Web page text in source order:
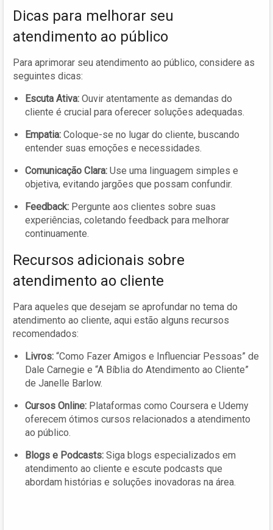
Dicas para melhorar seu
atendimento ao público
Para aprimorar seu atendimento ao público, considere as
seguintes dicas:
Escuta Ativa: Ouvir atentamente as demandas do
cliente é crucial para oferecer soluções adequadas.
Empatia: Coloque-se no lugar do cliente, buscando
entender suas emoções e necessidades.
Comunicação Clara: Use uma linguagem simples e
objetiva, evitando jargões que possam confundir.
Feedback: Pergunte aos clientes sobre suas
experiências, coletando feedback para melhorar
continuamente.
Recursos adicionais sobre
atendimento ao cliente
Para aqueles que desejam se aprofundar no tema do
atendimento ao cliente, aqui estão alguns recursos
recomendados:
Livros: “Como Fazer Amigos e Influenciar Pessoas” de
Dale Carnegie e “A Bíblia do Atendimento ao Cliente”
de Janelle Barlow.
Cursos Online: Plataformas como Coursera e Udemy
oferecem ótimos cursos relacionados a atendimento
ao público.
Blogs e Podcasts: Siga blogs especializados em
atendimento ao cliente e escute podcasts que
abordam histórias e soluções inovadoras na área.